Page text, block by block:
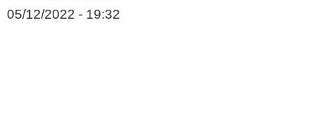
05/12/2022 - 19:32